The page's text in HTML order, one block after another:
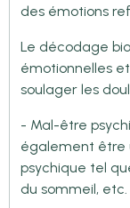
des émotions
Le décodage
émotionnelles
soulager les
- Mal-être
également être
psychique tel
du sommeil, etc.